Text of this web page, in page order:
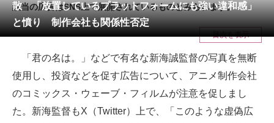
メディア
注目記事を集めた総合ページ
ITの今と未来を見通す
スマホと通信の最新トレンド
進化するPCとデバイスの未来
散 「放置しているプラットフォームにも強い違和感」
と憤り 制作会社も関係性否定
該当の広告はSNS上で展開されているものとみられます。
目次を表示
「君の名は。」などで有名な新海誠監督の写真を無断
使用し、投資などを促す広告について、アニメ制作会社
のコミックス・ウェーブ・フィルムが注意を促しまし
た。新海監督もX（Twitter）上で、「このような虚偽広